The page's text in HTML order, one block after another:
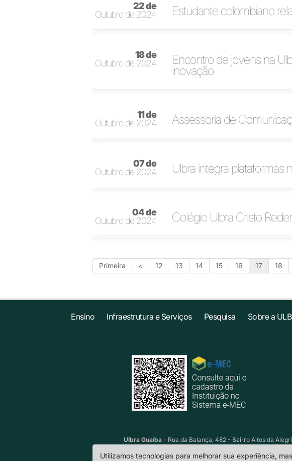
22 de
Outubro de 2024
Estudante colombiano
18 de
Outubro de 2024
Encontro de jovens na
inovação
11 de
Outubro de 2024
Assessoria de
07 de
Outubro de 2024
Ulbra integra plataformas
04 de
Outubro de 2024
Colégio Ulbra Cristo
Primeira < 12 13 14 15 16 17 18
Ensino Infraestrutura e Serviços Pesquisa Sobre a
Ulbra Guaíba - Rua da Balança, 482 - Bairro Altos da
Utilizamos tecnologias para melhorar sua experiência,